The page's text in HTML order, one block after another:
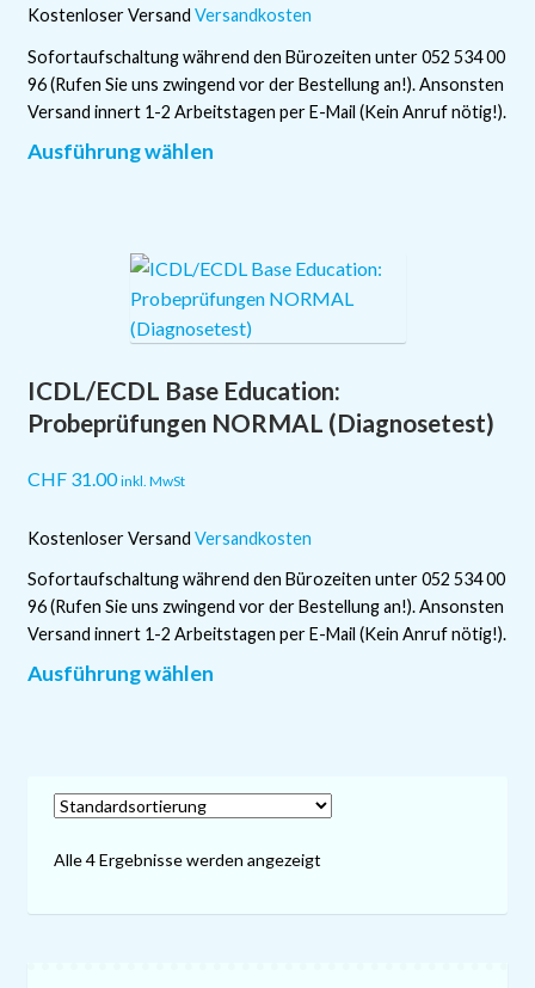
werden
Kostenloser Versand Versandkosten
Sofortaufschaltung während den Bürozeiten unter 052 534 00
96 (Rufen Sie uns zwingend vor der Bestellung an!). Ansonsten
Versand innert 1-2 Arbeitstagen per E-Mail (Kein Anruf nötig!).
Ausführung wählenDieses
Varianten
auf.
Die
können
auf
werden
ICDL/ECDL Base Education:
Probeprüfungen NORMAL (Diagnosetest)
CHF31.00 inkl. MwSt
Kostenloser Versand Versandkosten
Sofortaufschaltung während den Bürozeiten unter 052 534 00
96 (Rufen Sie uns zwingend vor der Bestellung an!). Ansonsten
Versand innert 1-2 Arbeitstagen per E-Mail (Kein Anruf nötig!).
Ausführung wählenDieses
Varianten
auf.
Die
können
Alle 4 Ergebnisse werden angezeigt